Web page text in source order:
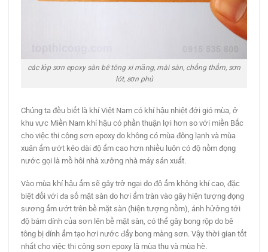
các lớp sơn epoxy sàn bê tông xi măng, mài sàn, chống thấm, sơn
lót, sơn phủ
Chúng ta đều biết là khí Việt Nam có khí hậu nhiệt đới gió mùa, ở
khu vực Miền Nam khí hậu có phần thuận lợi hơn so với miền Bắc
cho việc thi công sơn epoxy do không có mùa đông lạnh và mùa
xuân ẩm ướt kéo dài độ ẩm cao hơn nhiều luôn có độ nồm đọng
nước gọi là mồ hôi nhà xưởng nhà máy sản xuất.
Vào mùa khí hậu ẩm sẽ gây trở ngại do độ ẩm không khí cao, đặc
biệt đối với đa số mặt sàn do hơi ẩm tràn vào gây hiện tượng đọng
sương ẩm ướt trên bề mặt sàn (hiện tượng nồm), ảnh hửởng tới
độ bám dính của sơn lên bề mặt sàn, có thể gây bong rộp do bê
tông bị dính ẩm tạo hơi nước đẩy bong màng sơn. Vậy thời gian tốt
nhất cho việc thi công sơn epoxy là mùa thu và mùa hè.